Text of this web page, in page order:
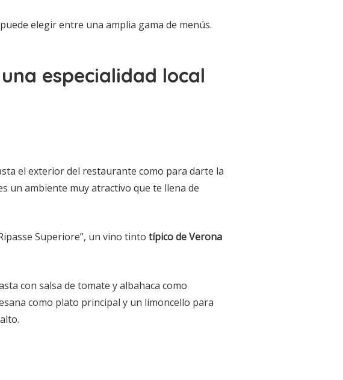
elegir entre una amplia gama de menús.
especialidad local
el exterior del restaurante como para darte la
un ambiente muy atractivo que te llena de
Superiore”, un vino tinto típico de Verona
con salsa de tomate y albahaca como
como plato principal y un limoncello para